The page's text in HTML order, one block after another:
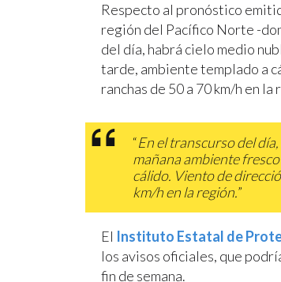
Respecto al pronóstico
región del Pacífico Norte -
del día, habrá cielo medio
tarde, ambiente templado a
ranchas de 50 a 70 km/h en la
“En el transcurso del
mañana ambiente
cálido. Viento de
km/h en la región.”
El Instituto Estatal de
los avisos oficiales, que
fin de semana.